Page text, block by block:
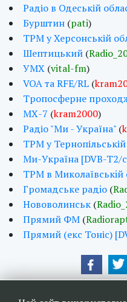
Радіо в Одеській
Бурштин (pati)
ТРМ у Херсонській
Шептицький (
УМХ (vital-fm)
VOA та RFE/RL (
Тропосферне
МХ-7 (kram2000)
Радіо "Ми - Україна" (
ТРМ у Тернопільській
Ми-Україна [DVB-T2/
ТРМ в Миколаївськiй
Громадське радio (
Нововолинськ (
Прямий ФМ (
Прямий (екс Тоніс)